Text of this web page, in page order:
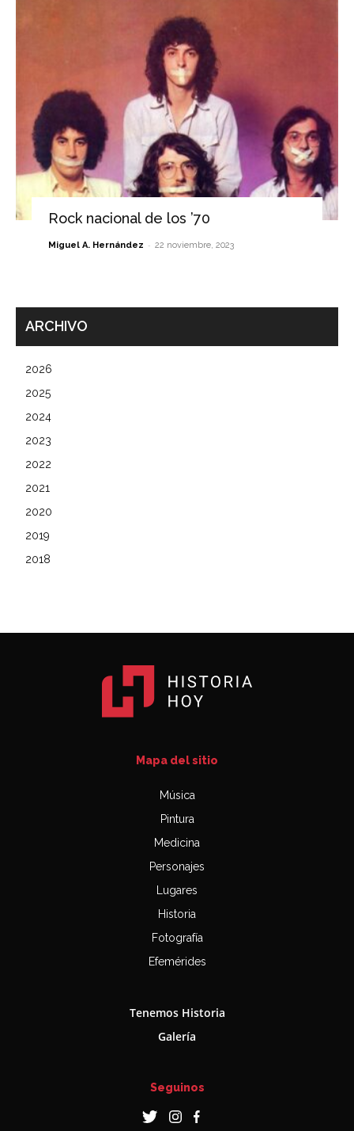
Rock nacional de los ’70
Miguel A. Hernández - 22 noviembre, 2023
ARCHIVO
2026
2025
2024
2023
2022
2021
2020
2019
2018
Mapa del sitio
Música
Pintura
Medicina
Personajes
Lugares
Historia
Fotografía
Efemérides
Tenemos Historia
Galería
Seguinos